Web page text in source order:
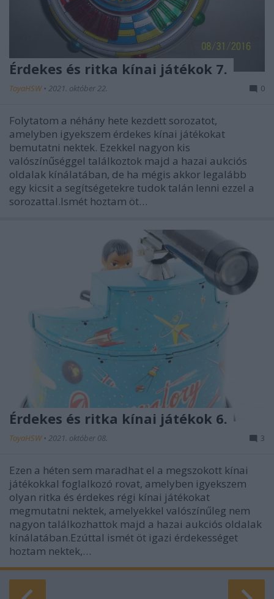
Érdekes és ritka kínai játékok 7.
ToyaHSW • 2021. október 22. 0
Folytatom a néhány hete kezdett sorozatot,
amelyben igyekszem érdekes kínai játékokat
bemutatni nektek. Ezekkel nagyon kis
valószínűséggel találkoztok majd a hazai aukciós
oldalak kínálatában, de ha mégis akkor legalább
egy kicsit a segítségetekre tudok talán lenni ezzel a
sorozattal.Ismét hoztam öt…
Érdekes és ritka kínai játékok 6.
ToyaHSW • 2021. október 08. 3
Ezen a héten sem maradhat el a megszokott kínai
játékokkal foglalkozó rovat, amelyben igyekszem
olyan ritka és érdekes régi kínai játékokat
megmutatni nektek, amelyekkel valószínűleg nem
nagyon találkozhattok majd a hazai aukciós oldalak
kínálatában.Ezúttal ismét öt igazi érdekességet
hoztam nektek,…